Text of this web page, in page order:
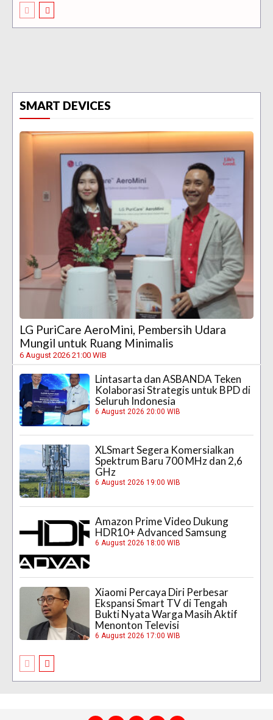
SMART DEVICES
LG PuriCare AeroMini, Pembersih Udara
Mungil untuk Ruang Minimalis
6 August 2026 21:00 WIB
Lintasarta dan ASBANDA Teken
Kolaborasi Strategis untuk BPD di
Seluruh Indonesia
6 August 2026 20:00 WIB
XLSmart Segera Komersialkan
Spektrum Baru 700 MHz dan 2,6
GHz
6 August 2026 19:00 WIB
Amazon Prime Video Dukung
HDR10+ Advanced Samsung
6 August 2026 18:00 WIB
Xiaomi Percaya Diri Perbesar
Ekspansi Smart TV di Tengah
Bukti Nyata Warga Masih Aktif
Menonton Televisi
6 August 2026 17:00 WIB